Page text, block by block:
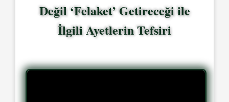
Değil ‘Felaket’ Getireceği ile
İlgili Ayetlerin Tefsiri